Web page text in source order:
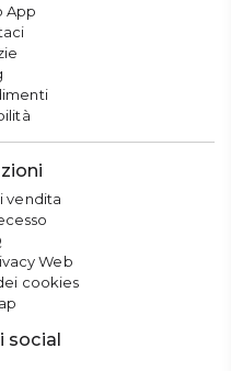
App
vendita
Web
cookies
social